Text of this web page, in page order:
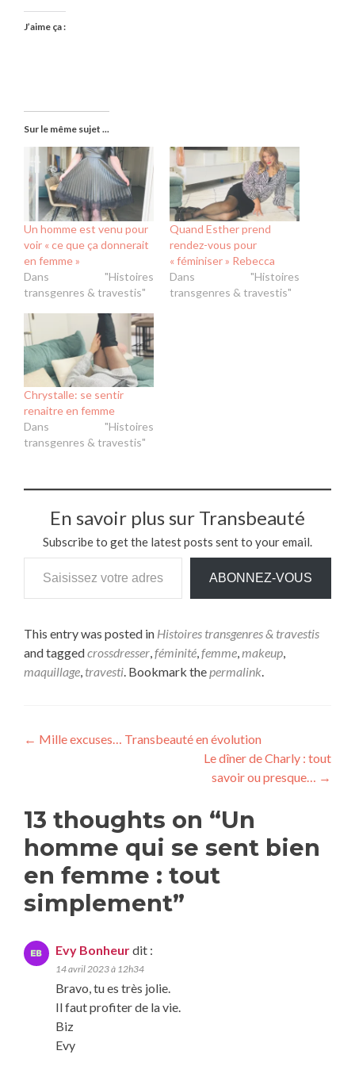
J’aime ça :
Sur le même sujet ...
Un homme est venu pour
voir « ce que ça donnerait
en femme »
Dans "Histoires
transgenres & travestis"
Quand Esther prend
rendez-vous pour
« féminiser » Rebecca
Dans "Histoires
transgenres & travestis"
Chrystalle: se sentir
renaitre en femme
Dans "Histoires
transgenres & travestis"
En savoir plus sur Transbeauté
Subscribe to get the latest posts sent to your email.
ABONNEZ-VOUS
This entry was posted in Histoires transgenres & travestis
and taggedcrossdresser,féminité,femme,makeup,
maquillage, travesti. Bookmark thepermalink.
← Mille excuses… Transbeauté en évolution
Le dîner de Charly : tout
savoir ou presque… →
13 thoughts on “Un
homme qui se sent bien
en femme : tout
simplement”
Evy Bonheurdit :
14 avril 2023 à 12h34
Bravo, tu es très jolie.
Il faut profiter de la vie.
Biz
Evy